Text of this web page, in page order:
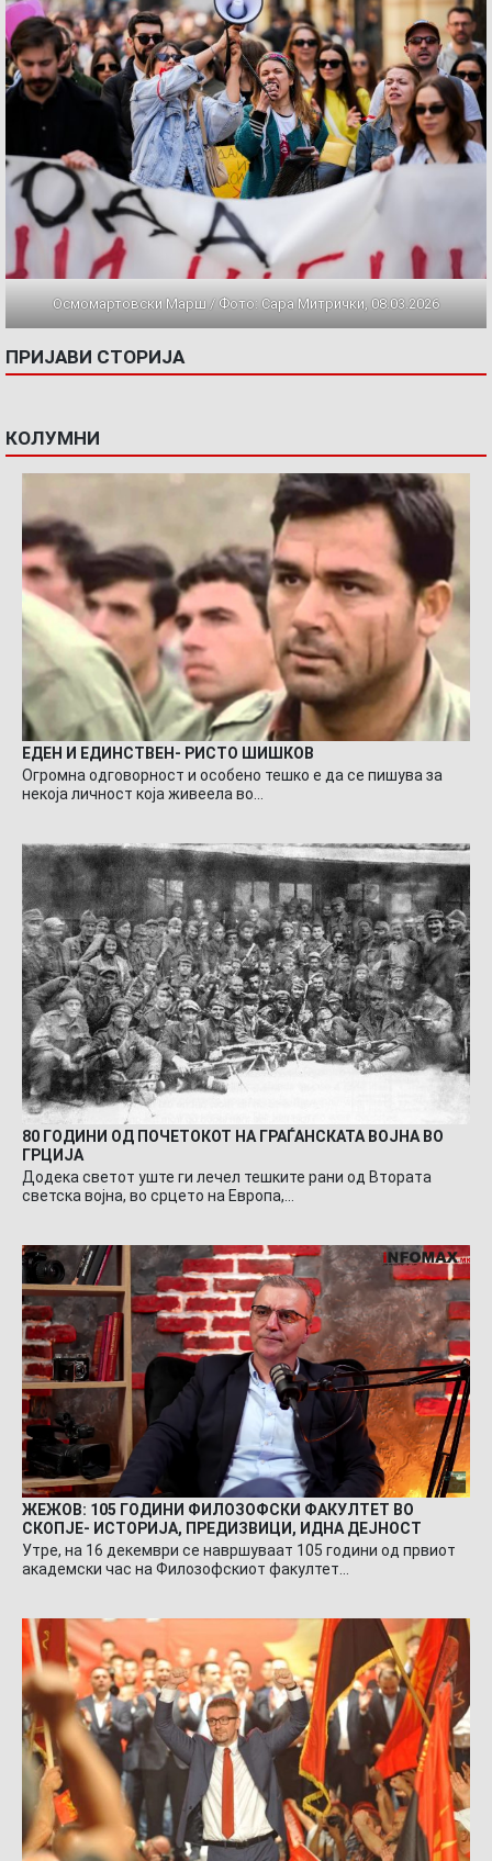
Осмомартовски Марш / Фото: Сара Митрички, 08.03.2026
ПРИЈАВИ СТОРИЈА
КОЛУМНИ
ЕДЕН И ЕДИНСТВЕН- РИСТО ШИШКОВ
Огромна одговорност и особено тешко е да се пишува за
некоја личност која живеела во…
80 ГОДИНИ ОД ПОЧЕТОКОТ НА ГРАЃАНСКАТА ВОЈНА ВО
ГРЦИЈА
Додека светот уште ги лечел тешките рани од Втората
светска војна, во срцето на Европа,…
ЖЕЖОВ: 105 ГОДИНИ ФИЛОЗОФСКИ ФАКУЛТЕТ ВО
СКОПЈЕ- ИСТОРИЈА, ПРЕДИЗВИЦИ, ИДНА ДЕЈНОСТ
Утре, на 16 декември се навршуваат 105 години од првиот
академски час на Филозофскиот факултет…